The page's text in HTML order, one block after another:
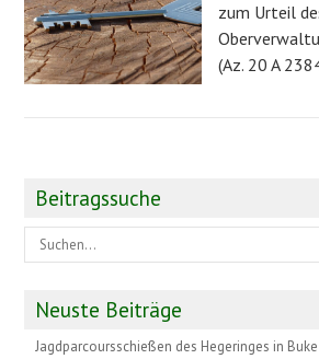
zum Urteil
(Az. 20 A
Beitragssuche
Neuste Beiträge
Jagdparcoursschießen des Hegeringes in Buke